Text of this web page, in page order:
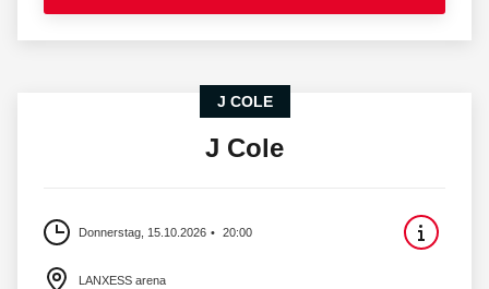
J COLE
J Cole
Donnerstag, 15.10.2026 20:00
LANXESS arena